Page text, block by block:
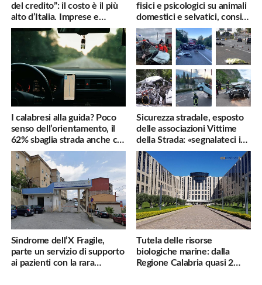
del credito”: il costo è il più
alto d’Italia. Imprese e
famiglie penalizzate
fisici e psicologici su animali
domestici e selvatici, consigli
utili
I calabresi alla guida? Poco
senso dell’orientamento, il
62% sbaglia strada anche col
navigatore
Sicurezza stradale, esposto
delle associazioni Vittime
della Strada: «segnalateci i
pericoli, interverremo
subito»
Sindrome dell’X Fragile,
parte un servizio di supporto
ai pazienti con la rara
Tutela delle risorse
biologiche marine: dalla
Regione Calabria quasi 2